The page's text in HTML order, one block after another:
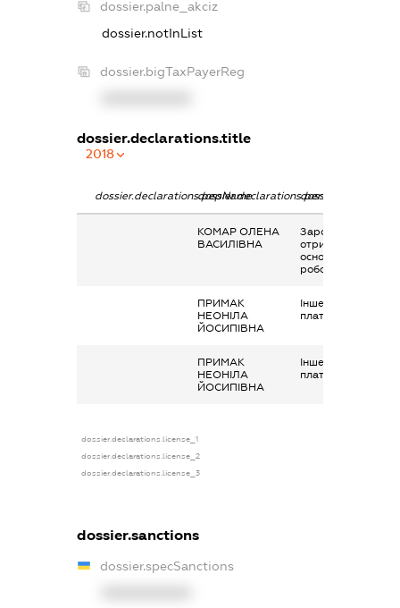
dossier.palne_akciz
dossier.notInList
dossier.bigTaxPayerReg
dossier.declarations.title
2018
dossier.declarations.pepNamedossier.declarations.personName
КОМАР ОЛЕНА
ВАСИЛІВНА
Заробітна плата
отримана за
основним місцем
роботи
ПРИМАК
НЕОНІЛА
ЙОСИПІВНА
Інше, Заробітна
плата
ПРИМАК
НЕОНІЛА
ЙОСИПІВНА
Інше, Заробітна
плата
dossier.declarations.license_1
dossier.declarations.license_2
dossier.declarations.license_3
dossier.sanctions
dossier.specSanctions